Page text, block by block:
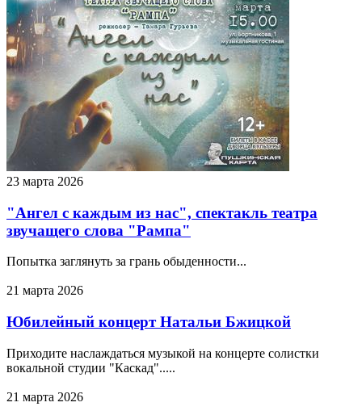
23 марта 2026
"Ангел с каждым из нас", спектакль театра
звучащего слова "Рампа"
Попытка заглянуть за грань обыденности...
21 марта 2026
Юбилейный концерт Натальи Бжицкой
Приходите наслаждаться музыкой на концерте солистки
вокальной студии "Каскад".....
21 марта 2026